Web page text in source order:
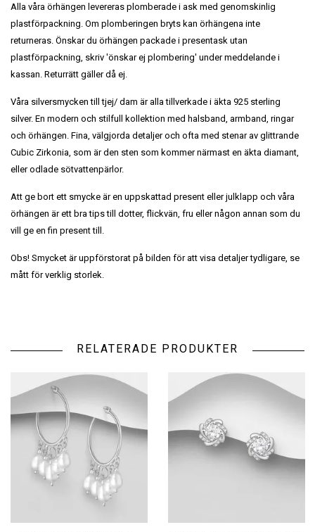
Alla våra örhängen levereras plomberade i ask med genomskinlig
plastförpackning. Om plomberingen bryts kan örhängena inte
returneras. Önskar du örhängen packade i presentask utan
plastförpackning, skriv 'önskar ej plombering' under meddelande i
kassan. Returrätt gäller då ej.
Våra silversmycken till tjej/ dam är alla tillverkade i äkta 925 sterling
silver. En modern och stilfull kollektion med halsband, armband, ringar
och örhängen. Fina, välgjorda detaljer och ofta med stenar av glittrande
Cubic Zirkonia, som är den sten som kommer närmast en äkta diamant,
eller odlade sötvattenpärlor.
Att ge bort ett smycke är en uppskattad present eller julklapp och våra
örhängen är ett bra tips till dotter, flickvän, fru eller någon annan som du
vill ge en fin present till.
Obs! Smycket är uppförstorat på bilden för att visa detaljer tydligare, se
mått för verklig storlek.
RELATERADE PRODUKTER